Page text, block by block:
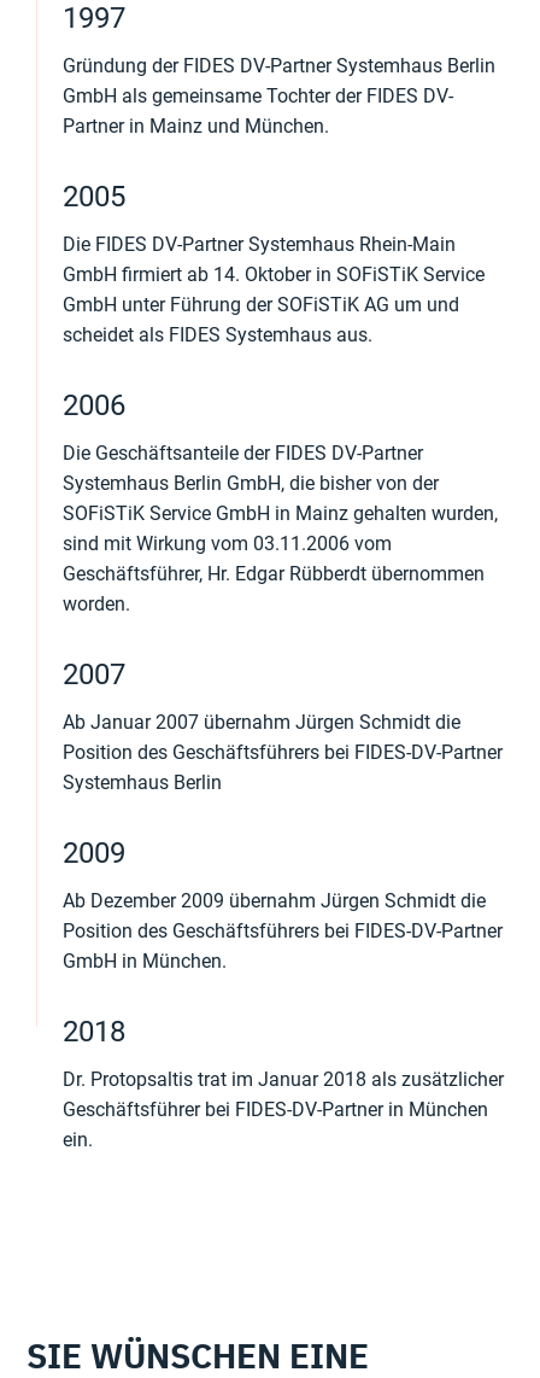
1997
Gründung der FIDES DV-Partner Systemhaus Berlin
GmbH als gemeinsame Tochter der FIDES DV-
Partner in Mainz und München.
2005
Die FIDES DV-Partner Systemhaus Rhein-Main
GmbH firmiert ab 14. Oktober in SOFiSTiK Service
GmbH unter Führung der SOFiSTiK AG um und
scheidet als FIDES Systemhaus aus.
2006
Die Geschäftsanteile der FIDES DV-Partner
Systemhaus Berlin GmbH, die bisher von der
SOFiSTiK Service GmbH in Mainz gehalten wurden,
sind mit Wirkung vom 03.11.2006 vom
Geschäftsführer, Hr. Edgar Rübberdt übernommen
worden.
2007
Ab Januar 2007 übernahm Jürgen Schmidt die
Position des Geschäftsführers bei FIDES-DV-Partner
Systemhaus Berlin
2009
Ab Dezember 2009 übernahm Jürgen Schmidt die
Position des Geschäftsführers bei FIDES-DV-Partner
GmbH in München.
2018
Dr. Protopsaltis trat im Januar 2018 als zusätzlicher
Geschäftsführer bei FIDES-DV-Partner in München
ein.
SIE WÜNSCHEN EINE